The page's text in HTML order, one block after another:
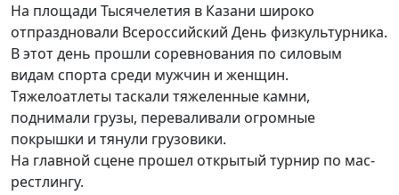
На площади Тысячелетия в Казани широко
отпраздновали Всероссийский День физкультурника.
В этот день прошли соревнования по силовым
видам спорта среди мужчин и женщин.
Тяжелоатлеты таскали тяжеленные камни,
поднимали грузы, переваливали огромные
покрышки и тянули грузовики.
На главной сцене прошел открытый турнир по мас-
рестлингу.